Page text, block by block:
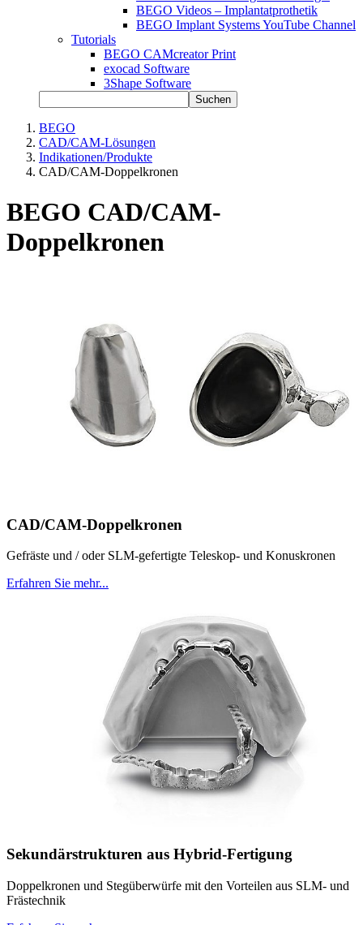
BEGO Videos – Implantatprothetik
BEGO Implant Systems YouTube Channel
Tutorials
BEGO CAMcreator Print
exocad Software
3Shape Software
Suchen
BEGO
CAD/CAM-Lösungen
Indikationen/Produkte
CAD/CAM-Doppelkronen
BEGO CAD/CAM-
Doppelkronen
CAD/CAM-Doppelkronen
Gefräste und / oder SLM-gefertigte Teleskop- und Konuskronen
Erfahren Sie mehr...
Sekundärstrukturen aus Hybrid-Fertigung
Doppelkronen und Stegüberwürfe mit den Vorteilen aus SLM- und
Frästechnik